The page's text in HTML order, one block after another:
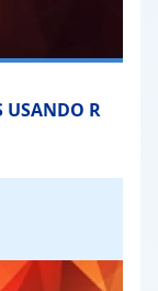
USANDO R